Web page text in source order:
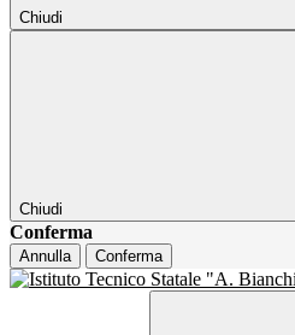
Chiudi
Chiudi
Conferma
Annulla Conferma